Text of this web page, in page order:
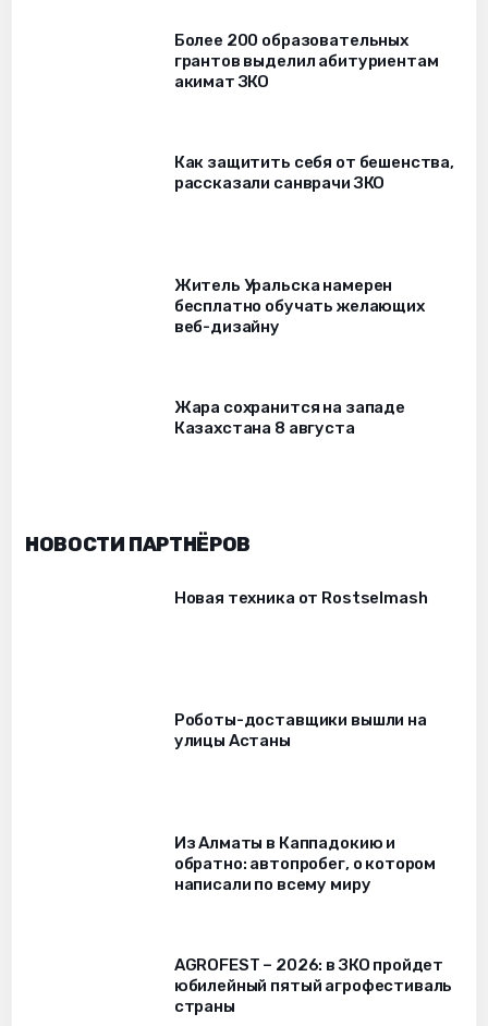
Более 200 образовательных
грантов выделил абитуриентам
акимат ЗКО
Как защитить себя от бешенства,
рассказали санврачи ЗКО
Житель Уральска намерен
бесплатно обучать желающих
веб-дизайну
Жара сохранится на западе
Казахстана 8 августа
НОВОСТИ ПАРТНЁРОВ
Новая техника от Rostselmash
Роботы-доставщики вышли на
улицы Астаны
Из Алматы в Каппадокию и
обратно: автопробег, о котором
написали по всему миру
AGROFEST – 2026: в ЗКО пройдет
юбилейный пятый агрофестиваль
страны